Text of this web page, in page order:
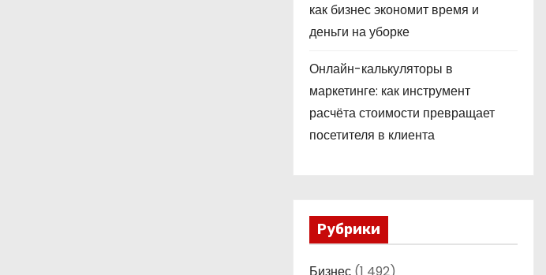
как бизнес экономит время и
деньги на уборке
Онлайн-калькуляторы в
маркетинге: как инструмент
расчёта стоимости превращает
посетителя в клиента
Рубрики